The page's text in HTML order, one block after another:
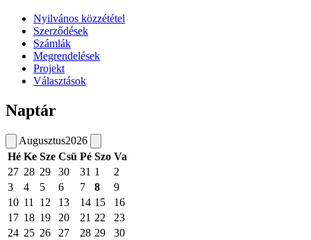
Nyilvános közzététel
Szerződések
Számlák
Megrendelések
Projekt
Választások
Naptár
Augusztus2026
Hé Ke Sze Csü Pé Szo Va
27 28 29 30 31 1
2
3
4 5 6 7 8
9
10 11 12 13 14 15
16
17 18 19 20 21 22
23
24 25 26 27 28 29
30